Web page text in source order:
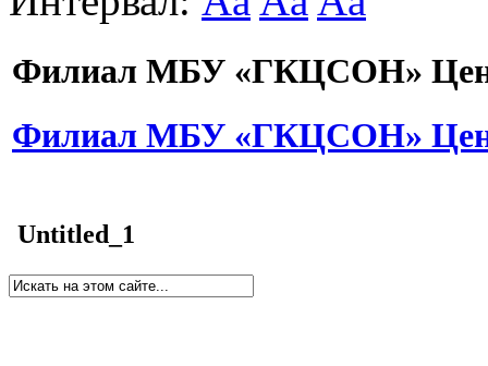
Филиал МБУ «ГКЦСОН»
Филиал МБУ «ГКЦСОН»
Untitled_1